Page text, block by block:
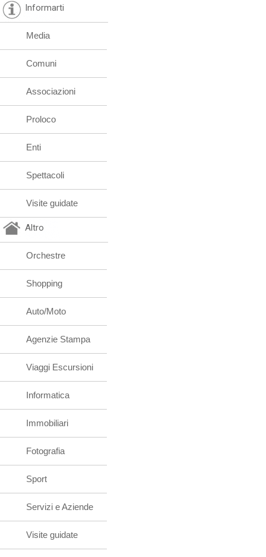
Informarti
Media
Comuni
Associazioni
Proloco
Enti
Spettacoli
Visite guidate
Altro
Orchestre
Shopping
Auto/Moto
Agenzie Stampa
Viaggi Escursioni
Informatica
Immobiliari
Fotografia
Sport
Servizi e Aziende
Visite guidate